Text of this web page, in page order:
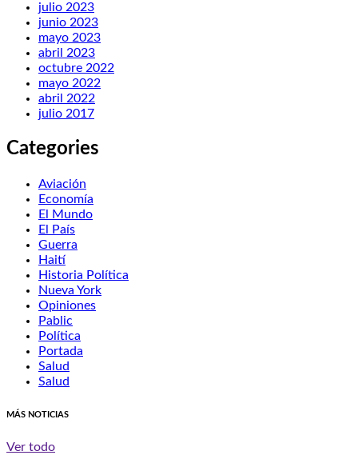
julio 2023
junio 2023
mayo 2023
abril 2023
octubre 2022
mayo 2022
abril 2022
julio 2017
Categories
Aviación
Economía
El Mundo
El País
Guerra
Haití
Historia Política
Nueva York
Opiniones
Pablic
Política
Portada
Salud
Salud
MÁS NOTICIAS
Ver todo